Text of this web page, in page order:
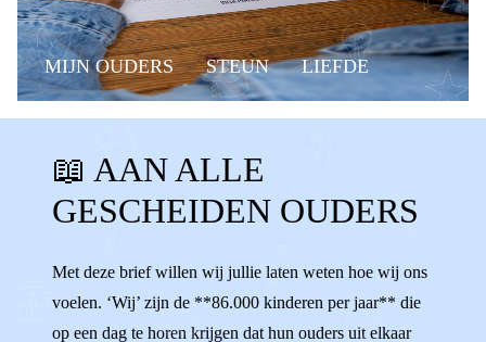
MIJN OUDERS STEUN LIEFDE
WAT DE F@#CK?! KANT KIEZEN
VERLIEFD VERHUIZEN
GESCHEIDEN OUDERS BOODSCHAPPER
NEGATIEF PRATEN ONAARDIG
MISSEN VERDRIET NEGEREN
📖 AAN ALLE
GESCHEIDEN OUDERS
Met deze brief willen wij jullie laten weten hoe wij ons
voelen. ‘Wij’ zijn de **86.000 kinderen per jaar** die
op een dag te horen krijgen dat hun ouders uit elkaar